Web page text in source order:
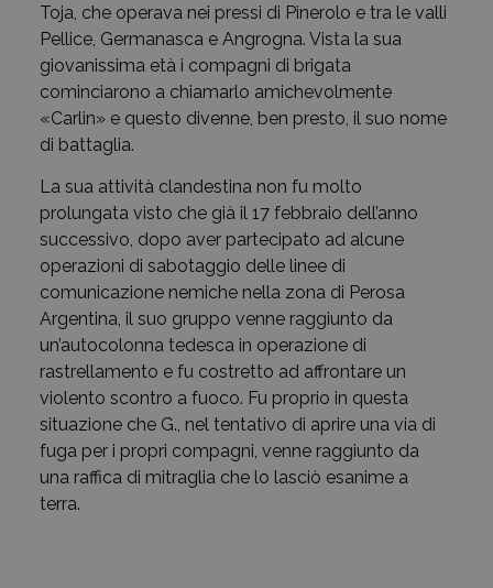
Toja, che operava nei pressi di Pinerolo e tra le valli
Pellice, Germanasca e Angrogna. Vista la sua
giovanissima età i compagni di brigata
cominciarono a chiamarlo amichevolmente
«Carlin» e questo divenne, ben presto, il suo nome
di battaglia.
La sua attività clandestina non fu molto
prolungata visto che già il 17 febbraio dell’anno
successivo, dopo aver partecipato ad alcune
operazioni di sabotaggio delle linee di
comunicazione nemiche nella zona di Perosa
Argentina, il suo gruppo venne raggiunto da
un’autocolonna tedesca in operazione di
rastrellamento e fu costretto ad affrontare un
violento scontro a fuoco. Fu proprio in questa
situazione che G., nel tentativo di aprire una via di
fuga per i propri compagni, venne raggiunto da
una raffica di mitraglia che lo lasciò esanime a
terra.